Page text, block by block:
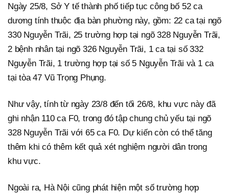
Ngày 25/8, Sở Y tế thành phố tiếp tục công bố 52 ca
dương tính thuộc địa bàn phường này, gồm: 22 ca tại ngõ
330 Nguyễn Trãi, 25 trường hợp tại ngõ 328 Nguyễn Trãi,
2 bệnh nhân tại ngõ 326 Nguyễn Trãi, 1 ca tại số 332
Nguyễn Trãi, 1 trường hợp tại số 5 Nguyễn Trãi và 1 ca
tại tòa 47 Vũ Trọng Phụng.
Như vậy, tính từ ngày 23/8 đến tối 26/8, khu vực này đã
ghi nhận 110 ca F0, trong đó tập chung chủ yếu tại ngõ
328 Nguyễn Trãi với 65 ca F0. Dự kiến còn có thể tăng
thêm khi có thêm kết quả xét nghiệm người dân trong
khu vực.
Ngoài ra, Hà Nội cũng phát hiện một số trường hợp